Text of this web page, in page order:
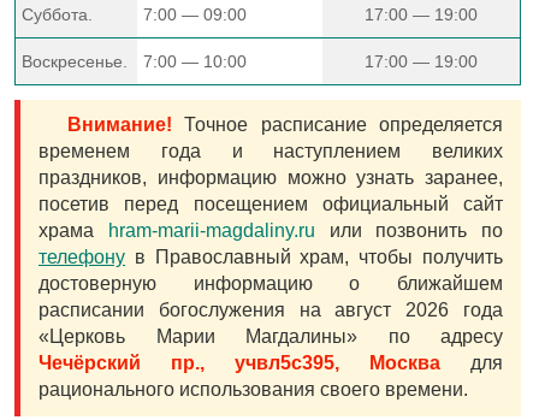
Суббота. 7:00 — 09:00 17:00 — 19:00
Воскресенье. 7:00 — 10:00 17:00 — 19:00
Внимание! Точное расписание определяется
временем года и наступлением великих
праздников, информацию можно узнать заранее,
посетив перед посещением официальный сайт
храма
hram-marii-magdaliny.ru или позвонить по
телефону в Православный храм, чтобы получить
достоверную информацию о ближайшем
расписании богослужения на август 2026 года
«Церковь Марии Магдалины» по адресу
Чечёрский пр., учвл5с395, Москва для
рационального использования своего времени.